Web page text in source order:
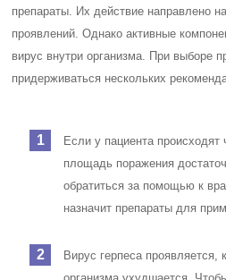
препараты. Их действие направлено
проявлений. Однако активные
вирус внутри организма. При выборе
придерживаться нескольких
Если у пациента
площадь поражения
обратиться за помощью к
назначит препараты для
Вирус герпеса проявляется,